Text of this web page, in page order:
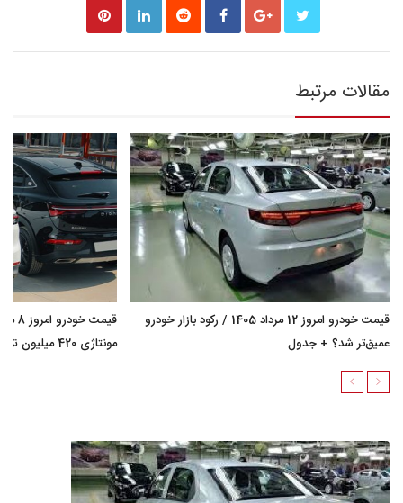
مقالات مرتبط
قیمت خودرو امروز 12 مرداد 1405 / رکود بازار خودرو
عمیق‌تر شد؟ + جدول
مونتاژی 420 میلیون تومان گران شد؟ + جدول